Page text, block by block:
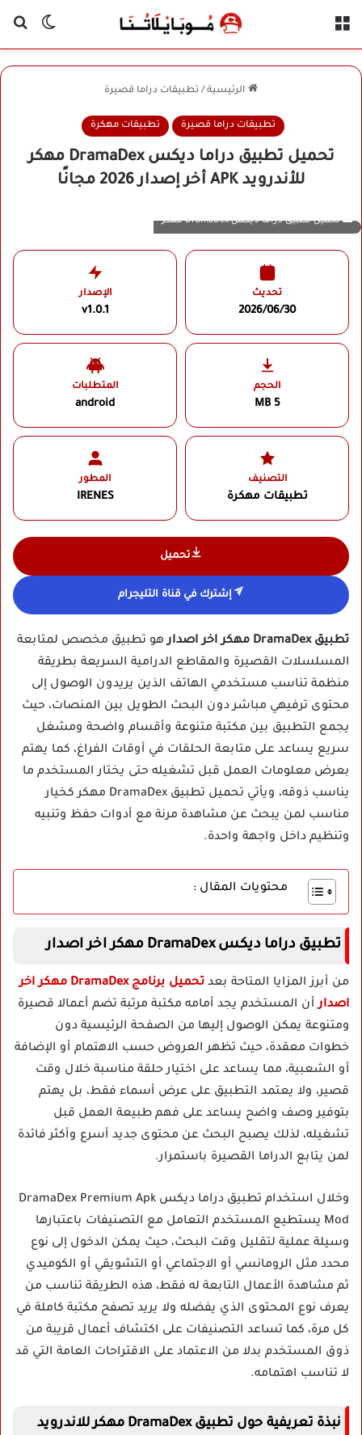
الوضع
الرئيسية / تطبيقات دراما قصيرة
تطبيقات دراما قصيرة تطبيقات مهكرة
تحميل تطبيق دراما ديكس DramaDex مهكر
للأندرويد APK أخر إصدار 2026 مجانًا
تحميل تطبيق دراما ديكس DramaDex مهكر
تحديث
2026/06/30
الإصدار
v1.0.1
الحجم
5 MB
المتطلبات
android
التصنيف
تطبيقات مهكرة
المطور
IRENES‏
تحميل
إشترك في قناة التليجرام
تطبيق DramaDex مهكر اخر اصدار
هو تطبيق مخصص لمتابعة
المسلسلات القصيرة والمقاطع الدرامية السريعة بطريقة
منظمة تناسب مستخدمي الهاتف الذين يريدون الوصول إلى
محتوى ترفيهي مباشر دون البحث الطويل بين المنصات، حيث
يجمع التطبيق بين مكتبة متنوعة وأقسام واضحة ومشغل
سريع يساعد على متابعة الحلقات في أوقات الفراغ، كما يهتم
بعرض معلومات العمل قبل تشغيله حتى يختار المستخدم ما
يناسب ذوقه، ويأتي تحميل تطبيق DramaDex مهكر كخيار
مناسب لمن يبحث عن مشاهدة مرنة مع أدوات حفظ وتنبيه
وتنظيم داخل واجهة واحدة.
محتويات المقال :
تطبيق دراما ديكس DramaDex مهكر اخر اصدار
من أبرز المزايا المتاحة بعد
تحميل برنامج DramaDex مهكر اخر
اصدارأن المستخدم يجد أمامه مكتبة مرتبة تضم أعمالا قصيرة
ومتنوعة يمكن الوصول إليها من الصفحة الرئيسية دون
خطوات معقدة، حيث تظهر العروض حسب الاهتمام أو الإضافة
أو الشعبية، مما يساعد على اختيار حلقة مناسبة خلال وقت
قصير، ولا يعتمد التطبيق على عرض أسماء فقط، بل يهتم
بتوفير وصف واضح يساعد على فهم طبيعة العمل قبل
تشغيله، لذلك يصبح البحث عن محتوى جديد أسرع وأكثر فائدة
لمن يتابع الدراما القصيرة باستمرار.
وخلال استخدام تطبيق دراما ديكس DramaDex Premium Apk
Mod يستطيع المستخدم التعامل مع التصنيفات باعتبارها
وسيلة عملية لتقليل وقت البحث، حيث يمكن الدخول إلى نوع
محدد مثل الرومانسي أو الاجتماعي أو التشويقي أو الكوميدي
ثم مشاهدة الأعمال التابعة له فقط، هذه الطريقة تناسب من
يعرف نوع المحتوى الذي يفضله ولا يريد تصفح مكتبة كاملة في
كل مرة، كما تساعد التصنيفات على اكتشاف أعمال قريبة من
ذوق المستخدم بدلا من الاعتماد على الاقتراحات العامة التي قد
لا تناسب اهتمامه.
نبذة تعريفية حول تطبيق DramaDex مهكر للاندرويد